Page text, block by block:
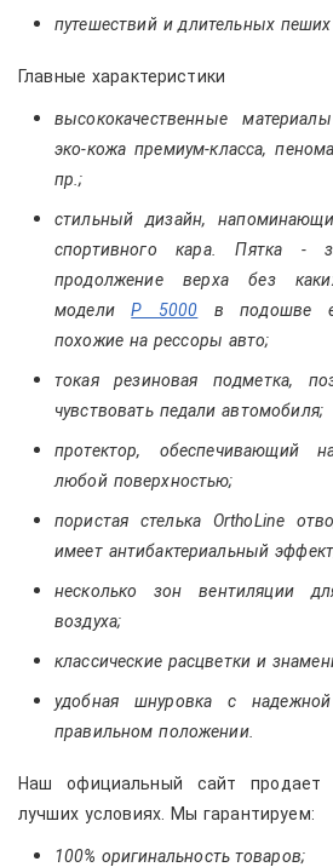
путешествий и длительных пеших
Главные характеристики
высококачественные
эко-кожа премиум-класса,
пр.;
стильный дизайн,
спортивного кара. Пятка -
продолжение верха без
моделиP 5000 в подошве
похожие на рессоры авто;
токая резиновая подметка,
чувствовать педали автомобиля;
протектор, обеспечивающий
любой поверхностью;
пористая стелька OrthoLine
имеет антибактериальный
несколько зон вентиляции
воздуха;
классические расцветки и
удобная шнуровка с
правильном положении.
Наш официальный сайт продает
лучших условиях. Мы гарантируем:
100% оригинальность товаров;